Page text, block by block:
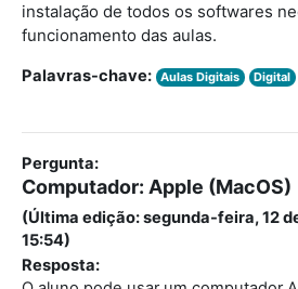
instalação de todos os softwares
funcionamento das aulas.
Palavras-chave: Aulas Digitais Digital
Pergunta:
Computador: Apple (MacOS)
(Última edição: segunda-feira, 12
15:54)
Resposta: